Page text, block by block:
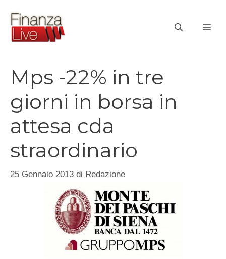
contenuto
Mps -22% in tre
giorni in borsa in
attesa cda
straordinario
25 Gennaio 2013 di Redazione